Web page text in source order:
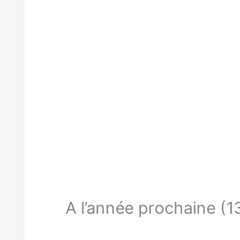
A l’année prochaine